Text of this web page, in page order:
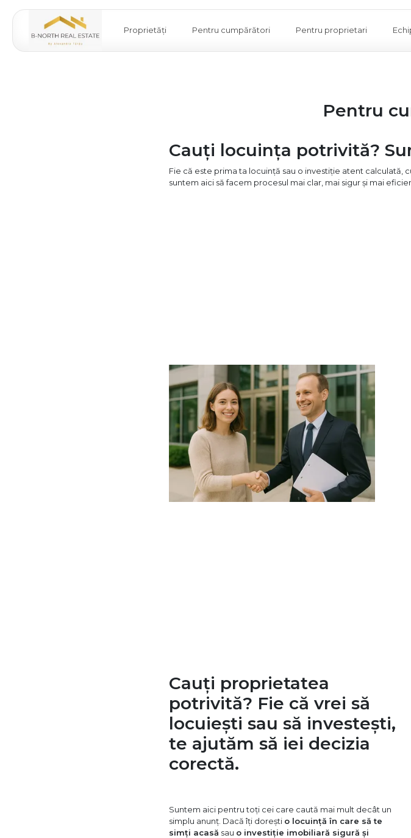
Proprietăți Pentru cumpărători Pentru proprietari
Pentru
Cauți locuința potrivită?
Fie că este prima ta locuință sau o investiție atent
suntem aici să facem procesul mai clar, mai sigur și mai
Cauți proprietatea
potrivită? Fie că vrei să
locuiești sau să investești,
te ajutăm să iei decizia
corectă.
Suntem aici pentru toți cei care caută mai mult decât un
simplu anunț. Dacă îți dorești o locuință în care să te
simți acasă sau o investiție imobiliară sigură și